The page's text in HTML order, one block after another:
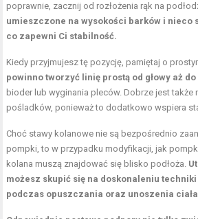
poprawnie, zacznij od rozłożenia rąk na
umieszczone na wysokości barków i nieco
co zapewni Ci stabilność.
Kiedy przyjmujesz tę pozycję, pamiętaj o
powinno tworzyć linię prostą od głowy aż do
bioder lub wyginania pleców. Dobrze jest także
pośladków, ponieważ to dodatkowo wspiera
Choć stawy kolanowe nie są bezpośrednio
pompki, to w przypadku modyfikacji, jak
kolana muszą znajdować się blisko podłoża.
możesz skupić się na doskonaleniu
podczas opuszczania oraz unoszenia